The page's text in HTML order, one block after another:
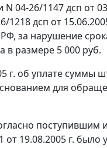
04-26/1147 дсп от
дсп от
за нарушение
в размере 5 000 руб.
г. об уплате суммы
для
поступившим
19.08.2005 г. было